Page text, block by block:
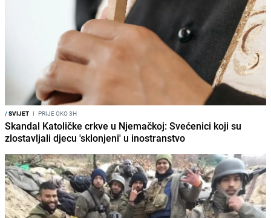
/SVIJET I PRIJE OKO 3H
Skandal Katoličke crkve u Njemačkoj: Svećenici koji su
zlostavljali djecu 'sklonjeni' u inostranstvo